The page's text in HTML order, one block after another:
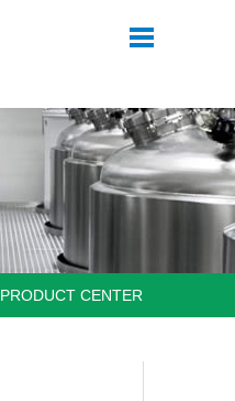
PRODUCT CENTER